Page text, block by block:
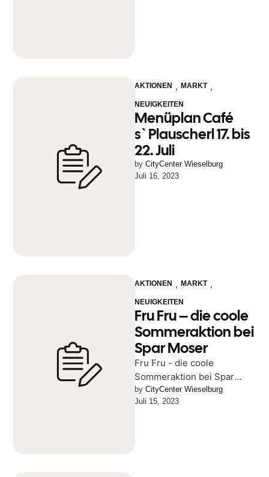
AKTIONEN , MARKT ,
NEUIGKEITEN
Menüplan Café
s`Plauscherl 17. bis
22. Juli
by CityCenter Wieselburg
Juli 16, 2023
AKTIONEN , MARKT ,
NEUIGKEITEN
Fru Fru – die coole
Sommeraktion bei
Spar Moser
Fru Fru - die coole
Sommeraktion bei Spar
Moser Fru Fru um nur €
0,44 ab 4 Stück …
by CityCenter Wieselburg
Juli 15, 2023